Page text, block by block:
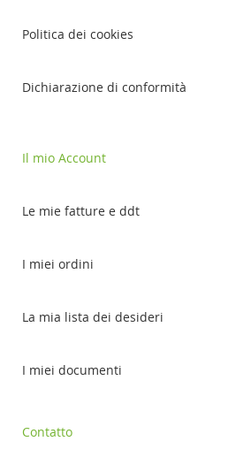
Politica dei cookies
Dichiarazione di conformità
Il mio Account
Le mie fatture e ddt
I miei ordini
La mia lista dei desideri
I miei documenti
Contatto